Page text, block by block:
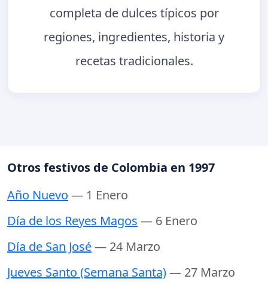
completa de dulces típicos por
regiones, ingredientes, historia y
recetas tradicionales.
Otros festivos de Colombia en 1997
Año Nuevo — 1 Enero
Día de los Reyes Magos — 6 Enero
Día de San José— 24 Marzo
Jueves Santo (Semana Santa)— 27 Marzo